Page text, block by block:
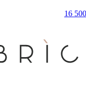
16